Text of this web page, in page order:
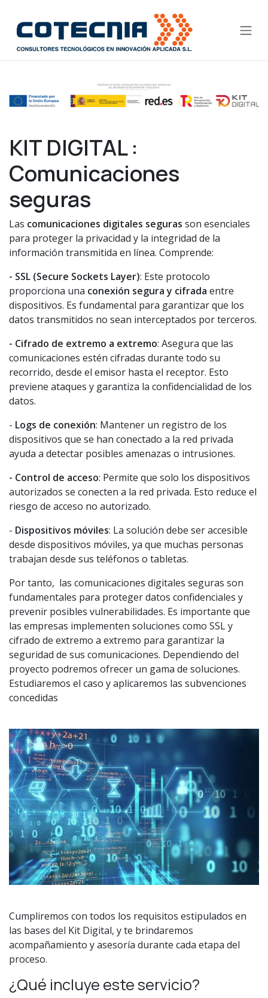
KIT DIGITAL :
Comunicaciones
seguras
Las comunicaciones digitales seguras son esenciales
para proteger la privacidad y la integridad de la
información transmitida en línea. Comprende:
- SSL (Secure Sockets Layer): Este protocolo
proporciona una conexión segura y cifrada entre
dispositivos. Es fundamental para garantizar que los
datos transmitidos no sean interceptados por terceros.
- Cifrado de extremo a extremo: Asegura que las
comunicaciones estén cifradas durante todo su
recorrido, desde el emisor hasta el receptor. Esto
previene ataques y garantiza la confidencialidad de los
datos.
- Logs de conexión: Mantener un registro de los
dispositivos que se han conectado a la red privada
ayuda a detectar posibles amenazas o intrusiones.
- Control de acceso: Permite que solo los dispositivos
autorizados se conecten a la red privada. Esto reduce el
riesgo de acceso no autorizado.
- Dispositivos móviles: La solución debe ser accesible
desde dispositivos móviles, ya que muchas personas
trabajan desde sus teléfonos o tabletas.
Por tanto, las comunicaciones digitales seguras son
fundamentales para proteger datos confidenciales y
prevenir posibles vulnerabilidades. Es importante que
las empresas implementen soluciones como SSL y
cifrado de extremo a extremo para garantizar la
seguridad de sus comunicaciones. Dependiendo del
proyecto podremos ofrecer un gama de soluciones.
Estudiaremos el caso y aplicaremos las subvenciones
concedidas
Cumpliremos con todos los requisitos estipulados en
las bases del Kit Digital, y te brindaremos
acompañamiento y asesoría durante cada etapa del
proceso.
¿Qué incluye este servicio?